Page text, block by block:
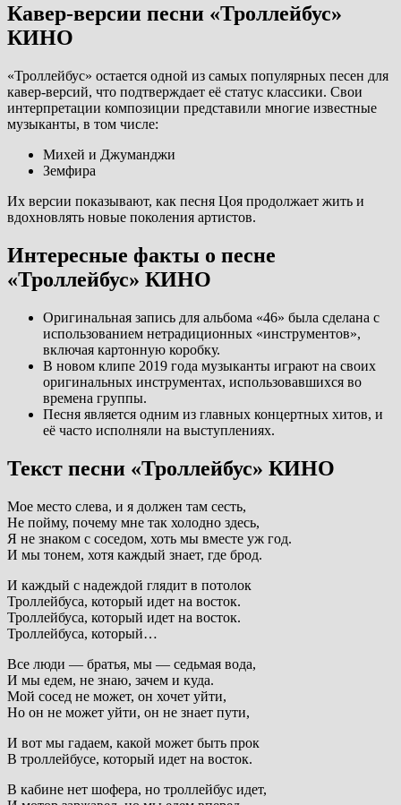
Кавер-версии песни «Троллейбус»
КИНО
«Троллейбус» остается одной из самых популярных песен для
кавер-версий, что подтверждает её статус классики. Свои
интерпретации композиции представили многие известные
музыканты, в том числе:
Михей и Джуманджи
Земфира
Их версии показывают, как песня Цоя продолжает жить и
вдохновлять новые поколения артистов.
Интересные факты о песне
«Троллейбус» КИНО
Оригинальная запись для альбома «46» была сделана с
использованием нетрадиционных «инструментов»,
включая картонную коробку.
В новом клипе 2019 года музыканты играют на своих
оригинальных инструментах, использовавшихся во
времена группы.
Песня является одним из главных концертных хитов, и
её часто исполняли на выступлениях.
Текст песни «Троллейбус» КИНО
Мое место слева, и я должен там сесть,
Не пойму, почему мне так холодно здесь,
Я не знаком с соседом, хоть мы вместе уж год.
И мы тонем, хотя каждый знает, где брод.
И каждый с надеждой глядит в потолок
Троллейбуса, который идет на восток.
Троллейбуса, который идет на восток.
Троллейбуса, который…
Все люди — братья, мы — седьмая вода,
И мы едем, не знаю, зачем и куда.
Мой сосед не может, он хочет уйти,
Но он не может уйти, он не знает пути,
И вот мы гадаем, какой может быть прок
В троллейбусе, который идет на восток.
В кабине нет шофера, но троллейбус идет,